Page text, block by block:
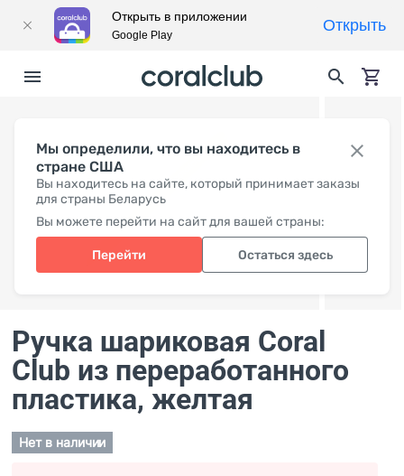
Мы определили, что вы находитесь в
стране США
Вы находитесь на сайте, который принимает заказы
для страны Беларусь
Вы можете перейти на сайт для вашей страны:
Перейти Остаться здесь
Ручка шариковая Coral
Club из переработанного
пластика, желтая
Нет в наличии
Открыть в приложении
Google Play
Открыть